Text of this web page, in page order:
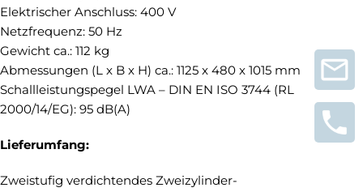
Elektrischer Anschluss: 400 V
Netzfrequenz: 50 Hz
Gewicht ca.: 112 kg
Abmessungen (L x B x H) ca.: 1125 x 480 x 1015 mm
Schallleistungspegel LWA – DIN EN ISO 3744 (RL
2000/14/EG): 95 dB(A)
Lieferumfang:
Zweistufig verdichtendes Zweizylinder-